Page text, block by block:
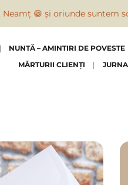
NUNTĂ – AMINTIRI DE POVESTE
MĂRTURII CLIENȚI
😁 și oriunde suntem